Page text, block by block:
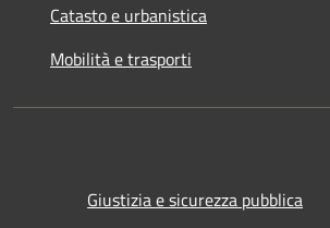
Catasto e urbanistica
Mobilità e trasporti
Giustizia e sicurezza pubblica